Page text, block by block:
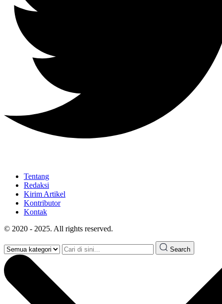
Tentang
Redaksi
Kirim Artikel
Kontributor
Kontak
© 2020 - 2025. All rights reserved.
Search